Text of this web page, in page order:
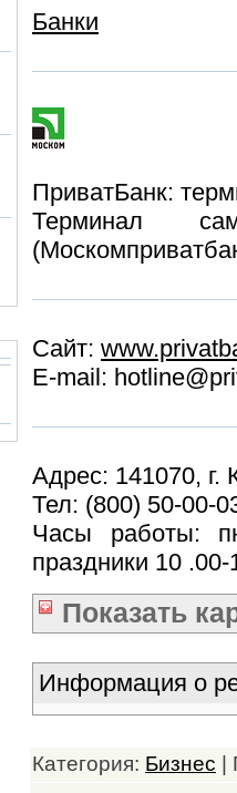
Банки
ПриватБанк:
Терминал
Сайт:
E-mail:
Адрес: 141070,
Тел: (800) 50-00-
Часы работы:
праздники 10 .00-
Показать
Информация о
Категория: Бизнес |